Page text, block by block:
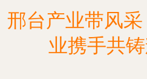
邢台产业带风
业携手共